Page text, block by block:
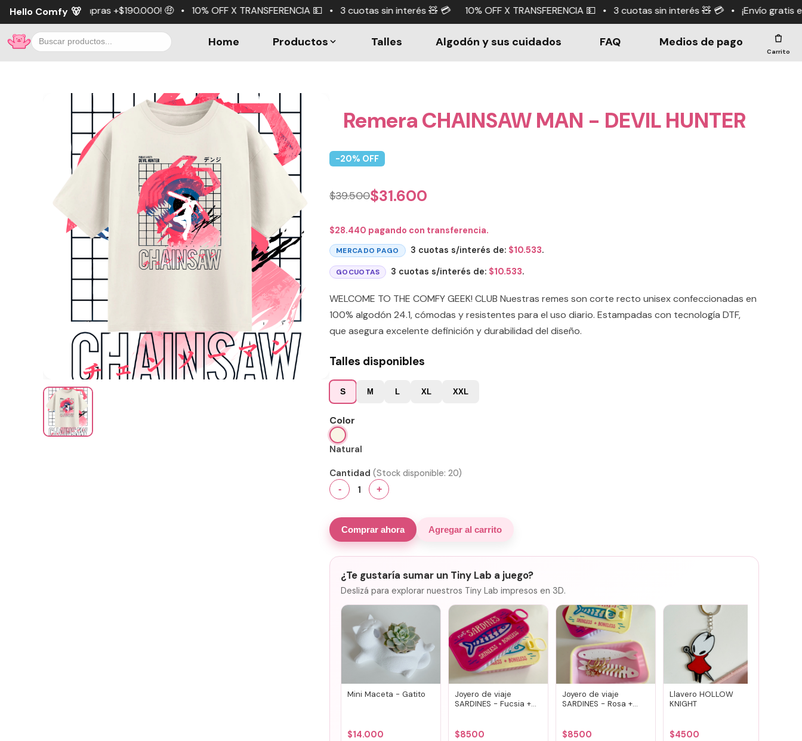
Hello Comfy 🐻
+$190.000! 🤑 • 10% OFF X TRANSFERENCIA 💵 • 3 cuotas sin interés 🧸 💳 10% OFF X TRANSFERENCIA 💵 • 3 cuotas sin interés 🧸 💳 • ¡Envío gratis en compras
Home Productos Talles Algodón y sus cuidados FAQ Medios de pago
Carrito
Remera CHAINSAW MAN - DEVIL HUNTER
-20% OFF
$39.500$31.600
$28.440 pagando con transferencia.
MERCADO PAGO 3 cuotas s/interés de: $10.533.
GOCUOTAS 3 cuotas s/interés de: $10.533.
WELCOME TO THE COMFY GEEK! CLUB Nuestras remes son corte recto unisex confeccionadas en
100% algodón 24.1, cómodas y resistentes para el uso diario. Estampadas con tecnología DTF,
que asegura excelente definición y durabilidad del diseño.
Talles disponibles
S M L XL XXL
Color
Natural
Cantidad (Stock disponible: 20)
- 1 +
Comprar ahora Agregar al carrito
¿Te gustaría sumar un Tiny Lab a juego?
Deslizá para explorar nuestros Tiny Lab impresos en 3D.
Mini Maceta - Gatito
$14.000
Joyero de viaje
SARDINES - Fucsia +
$8500
Joyero de viaje
SARDINES - Rosa +
$8500
Llavero HOLLOW
KNIGHT
$4500